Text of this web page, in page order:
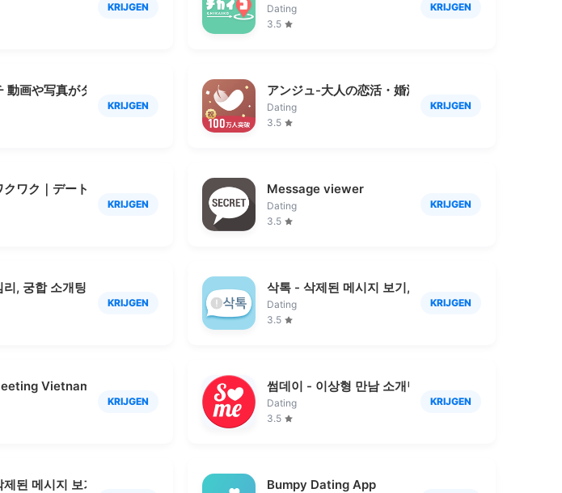
KRIJGEN
Dating
3.5
KRIJGEN
動画や写真がタダで見放題の出会いアプリ
KRIJGEN
アンジュ-大人の恋活・婚活マッチングアプリ
Dating
3.5
KRIJGEN
クワク｜デートから始める婚活・恋活マッチングアプリ
KRIJGEN
Message viewer
Dating
3.5
KRIJGEN
, 궁합 소개팅 (데이팅, 동네친구)
KRIJGEN
삭톡 - 삭제된 메시지 보기, 몰래 보기
Dating
3.5
KRIJGEN
Vietnamese
KRIJGEN
썸데이 - 이상형 만남 소개팅 (만남 결혼 소개팅 앱)
Dating
3.5
KRIJGEN
된 메시지 보기, 자동응답기 Bumpy Dating App